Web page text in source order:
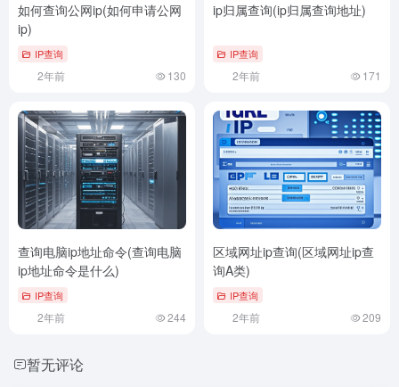
如何查询公网ip(如何申请公网
ip)
IP查询
2年前 130
ip归属查询(ip归属查询地址)
IP查询
2年前 171
查询电脑ip地址命令(查询电脑
ip地址命令是什么)
IP查询
2年前 244
区域网址ip查询(区域网址ip查
询A类)
IP查询
2年前 209
暂无评论